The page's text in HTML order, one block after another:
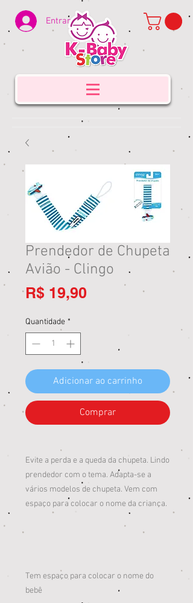
Entrar
Prendedor de Chupeta
Avião - Clingo
R$ 19,90
Quantidade *
Adicionar ao carrinho
Comprar
Evite a perda e a queda da chupeta. Lindo
prendedor com o tema. Adapta-se a
vários modelos de chupeta. Vem com
espaço para colocar o nome da criança.
Tem espaço para colocar o nome do
bebê